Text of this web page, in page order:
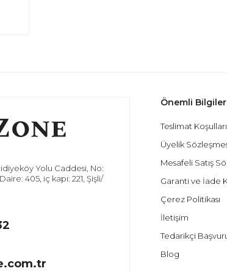
Yolu Caddesi, No:
405, iç kapı: 221, Şişli/
Önemli Bilgiler
Teslimat Koşulları
Üyelik
Mesafeli Satış
Garanti ve İade
Çerez Politikası
İletişim
Tedarikçi
Blog